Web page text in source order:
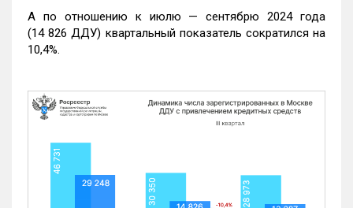
А по отношению к июлю — сентябрю 2024 года
(14 826 ДДУ) квартальный показатель сократился на
10,4%.